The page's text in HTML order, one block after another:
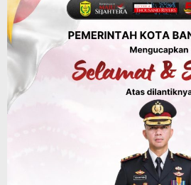
Rp40 Juta
Agustus 10, 2026
Advertorial Pemkab Balangan
Rapat Paripurna
Kesepakatan, Perubahan
Segera Diproses ke